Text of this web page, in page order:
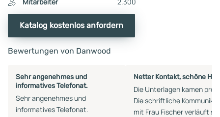
Katalog kostenlos anfordern
Bewertungen von Danwood
Sehr angenehmes und
informatives Telefonat.
Sehr angenehmes und
informatives Telefonat.
Netter Kontakt, schöne
Die Unterlagen kamen
Die schriftliche
mit Frau Fischer verläuft